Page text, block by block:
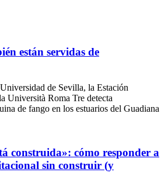
están servidas de
de Sevilla, la Estación
Università Roma Tre detecta
de fango en los estuarios del Guadiana
construida»: cómo responder a
sin construir (y